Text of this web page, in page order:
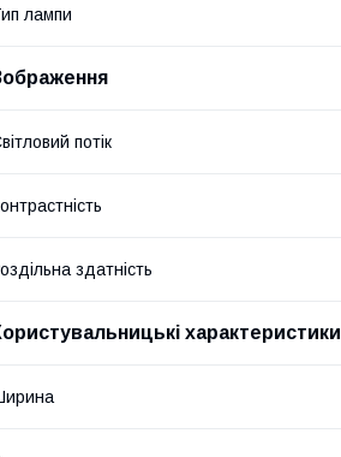
лампи
потік
здатність
характеристики